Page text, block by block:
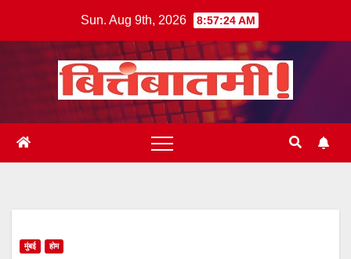
Sun. Aug 9th, 2026 8:57:25 AM
मुंबई होम